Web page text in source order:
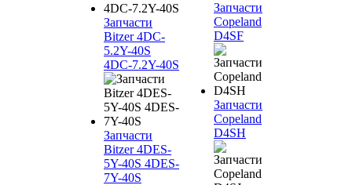
Запчасти
Bitzer 4DC-
5.2Y-40S
4DC-7.2Y-40S
Запчасти
Bitzer 4DES-
5Y-40S 4DES-
7Y-40S
Запчасти
Copeland
D4SF
Запчасти
Copeland
D4SH